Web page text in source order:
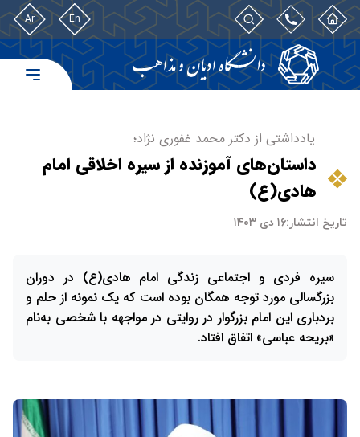
En
Ar
یادداشتی از دکتر محمد غفوری نژاد؛
داستان‌های آموزنده از سیره اخلاقی امام
هادی(ع)
تاریخ انتشار:۱۶ دی ۱۴۰۳
سیره فردی و اجتماعی زندگی امام هادی(ع) در دوران
بزرگسالی مورد توجه همگان بوده است که یک نمونه از حلم و
بردباری این امام بزرگوار در روایتی در مواجهه با شخصی به‌نام
«بریحه عباسی» اتفاق افتاد.